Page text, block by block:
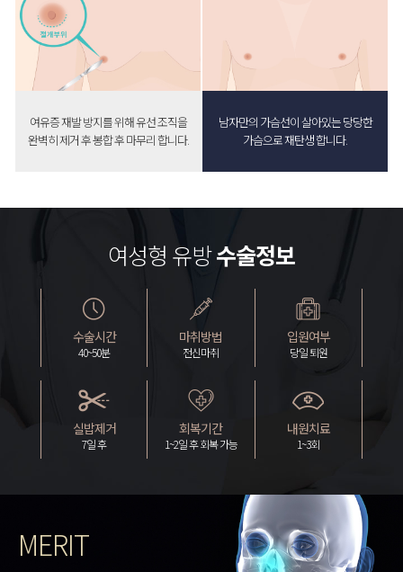
여유증 재발 방지를 위해 유선 조직을
완벽히 제거 후 봉합 후 마무리 합니다.
남자만의 가슴선이 살아있는 당당한
가슴으로 재탄생 합니다.
여성형 유방수술정보
수술시간
40~50분
마취방법
전신마취
입원여부
당일 퇴원
실밥제거
7일 후
회복기간
1~2일 후 회복 가능
내원치료
1~3회
MERIT